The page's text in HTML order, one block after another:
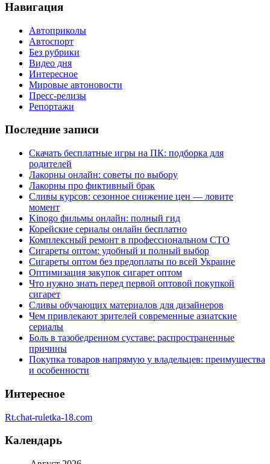
Навигация
Автоприколы
Автоспорт
Без рубрики
Видео дня
Интересное
Мировые автоновости
Пресс-релизы
Репортажи
Последние записи
Скачать бесплатные игры на ПК: подборка для
родителей
Лакорны онлайн: советы по выбору
Лакорны про фиктивный брак
Сливы курсов: сезонное снижение цен — ловите
момент
Kinogo фильмы онлайн: полный гид
Корейские сериалы онлайн бесплатно
Комплексный ремонт в профессиональном СТО
Сигареты оптом: удобный и полный выбор
Сигареты оптом без предоплаты по всей Украине
Оптимизация закупок сигарет оптом
Что нужно знать перед первой оптовой покупкой
сигарет
Сливы обучающих материалов для дизайнеров
Чем привлекают зрителей современные азиатские
сериалы
Боль в тазобедренном суставе: распространенные
причины
Покупка товаров напрямую у владельцев: преимущества
и особенности
Интересное
Rt.chat-ruletka-18.com
Календарь